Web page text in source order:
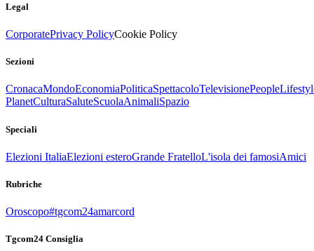
Legal
CorporatePrivacy PolicyCookie Policy
Sezioni
CronacaMondoEconomiaPoliticaSpettacoloTelevisionePeople
PlanetCulturaSaluteScuolaAnimaliSpazio
Speciali
Elezioni ItaliaElezioni esteroGrande FratelloL'isola dei famosiAmici
Rubriche
Oroscopo#tgcom24amarcord
Tgcom24 Consiglia